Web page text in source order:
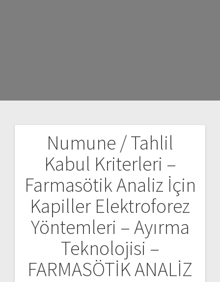
Numune / Tahlil
Kabul Kriterleri –
Farmasötik Analiz İçin
Kapiller Elektroforez
Yöntemleri – Ayırma
Teknolojisi –
FARMASÖTİK ANALİZ
gezinmesi